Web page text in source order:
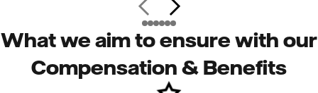
What we aim to ensure with our
Compensation & Benefits